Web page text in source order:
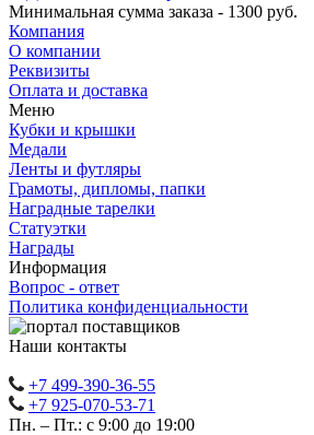
Минимальная сумма заказа - 1300 руб.
Компания
О компании
Реквизиты
Оплата и доставка
Меню
Кубки и крышки
Медали
Ленты и футляры
Грамоты, дипломы, папки
Наградные тарелки
Статуэтки
Награды
Информация
Вопрос - ответ
Политика конфиденциальности
Наши контакты
+7 499-390-36-55
+7 925-070-53-71
Пн. – Пт.: с 9:00 до 19:00